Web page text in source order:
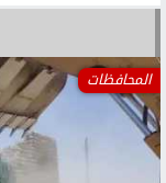
المحافظات